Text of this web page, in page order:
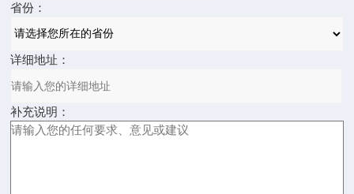
省份：
详细地址：
补充说明：